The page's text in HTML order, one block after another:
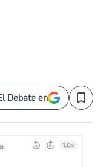
Debate en Save